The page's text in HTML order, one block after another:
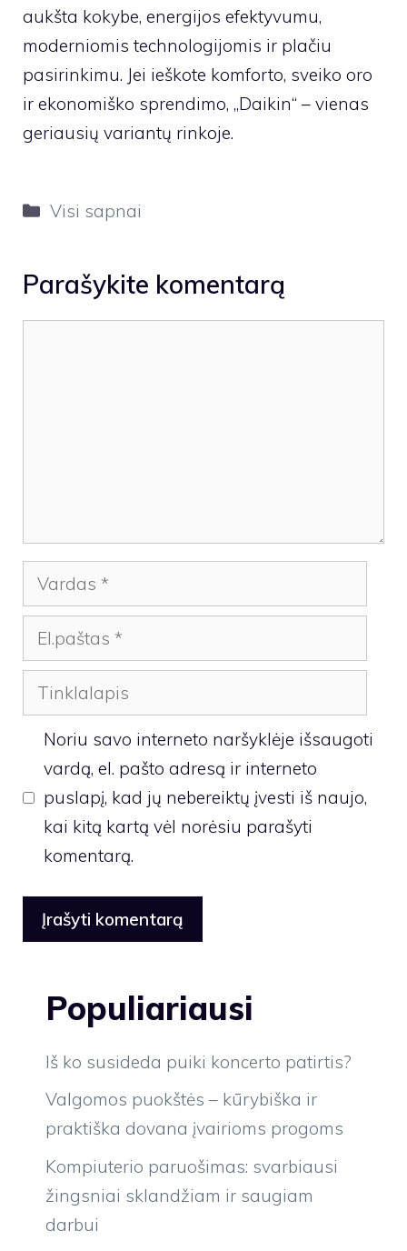
aukšta kokybe, energijos efektyvumu,
moderniomis technologijomis ir plačiu
pasirinkimu. Jei ieškote komforto, sveiko oro
ir ekonomiško sprendimo, „Daikin“ – vienas
geriausių variantų rinkoje.
Kategorijos
Visi sapnai
Parašykite komentarą
Vardas
El.paštas
Tinklalapis
Noriu savo interneto naršyklėje išsaugoti
vardą, el. pašto adresą ir interneto
puslapį, kad jų nebereiktų įvesti iš naujo,
kai kitą kartą vėl norėsiu parašyti
komentarą.
Populiariausi
Iš ko susideda puiki koncerto patirtis?
Valgomos puokštės – kūrybiška ir
praktiška dovana įvairioms progoms
Kompiuterio paruošimas: svarbiausi
žingsniai sklandžiam ir saugiam
darbui